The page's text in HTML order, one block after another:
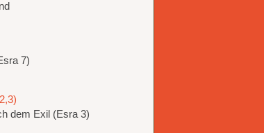
7)
dem Exil (Esra 3)